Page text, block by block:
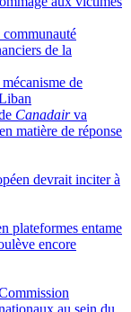
de la
de
Canadairva
matière de réponse
devrait inciter à
plateformes entame
encore
au sein du